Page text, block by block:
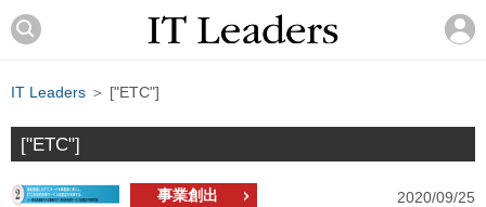
IT Leaders ＞ ["ETC"]
["ETC"]
事業創出 2020/09/25